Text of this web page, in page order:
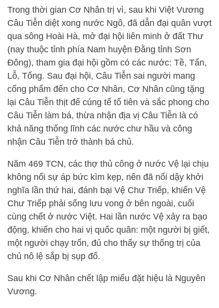
Trong thời gian Cơ Nhân trị vì, sau khi Việt Vương
Câu Tiễn diệt xong nước Ngô, đã dẫn đại quân vượt
qua sông Hoài Hà, mở đại hội liên minh ở đất Thư
(nay thuộc tỉnh phía Nam huyện Đằng tỉnh Sơn
Đông), tham gia đại hội gồm có các nước: Tề, Tấn,
Lỗ, Tống. Sau đại hội, Câu Tiễn sai người mang
cống phẩm đến cho Cơ Nhân, Cơ Nhân cũng tặng
lại Câu Tiễn thịt để cúng tế tổ tiên và sắc phong cho
Câu Tiễn làm bá, thừa nhận địa vị Câu Tiễn là có
khả năng thống lĩnh các nước chư hầu và công
nhận Câu Tiễn trở thành bá chủ.
Năm 469 TCN, các thợ thủ công ở nước Vệ lại chịu
không nổi sự áp bức kìm kẹp, nên đã nổi dậy khởi
nghĩa lần thứ hai, đánh bại Vệ Chư Triếp, khiến Vệ
Chư Triếp phải sống lưu vong ở bên ngoài, cuối
cùng chết ở nước Việt. Hai lần nước Vệ xảy ra bạo
động, khiến cho hai vị quốc quân: một người bị giết,
một người chạy trốn, đủ cho thấy sự thống trị của
chủ nô lệ sắp bị sụp đổ.
Sau khi Cơ Nhân chết lập miếu đặt hiệu là Nguyên
Vương.